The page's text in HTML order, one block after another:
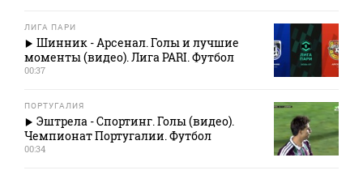
ЛИГА ПАРИ
Шинник - Арсенал. Голы и лучшие
моменты (видео). Лига PARI. Футбол
00:37
ПОРТУГАЛИЯ
Эштрела - Спортинг. Голы (видео).
Чемпионат Португалии. Футбол
00:34